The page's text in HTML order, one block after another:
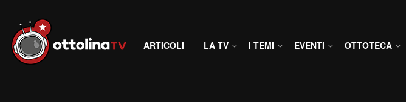
ARTICOLI LA TV I TEMI EVENTI OTTOTECA